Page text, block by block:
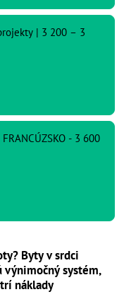
| 3 200 – 3
FRANCÚZSKO - 3 600
Byty v srdci
výnimočný systém,
náklady